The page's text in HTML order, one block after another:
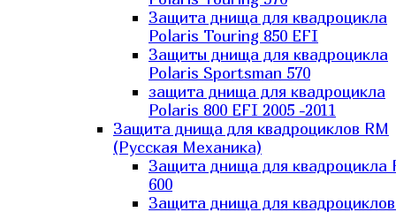
Защита днища для квадроцикла
Polaris Touring 850 EFI
Защиты днища для квадроцикла
Polaris Sportsman 570
защита днища для квадроцикла
Polaris 800 EFI 2005 -2011
Защита днища для квадроциклов RM
(Русская Механика)
Защита днища для квадроцикла
600
Защита днища для